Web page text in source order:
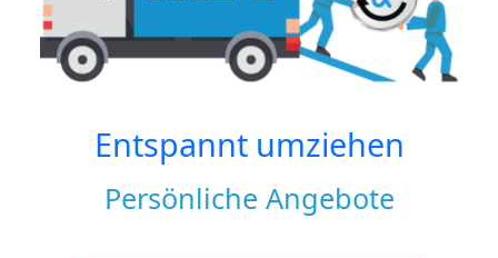
Entspannt umziehen
Persönliche Angebote